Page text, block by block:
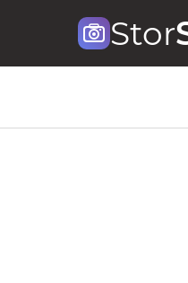
Stor